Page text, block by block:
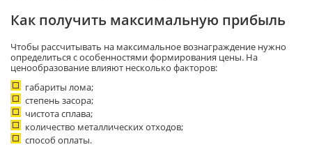
Как получить максимальную прибыль
Чтобы рассчитывать на максимальное вознаграждение нужно
определиться с особенностями формирования цены. На
ценообразование влияют несколько факторов:
габариты лома;
степень засора;
чистота сплава;
количество металлических отходов;
способ оплаты.